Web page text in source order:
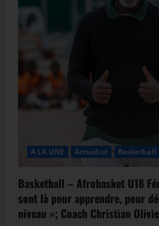
A LA UNE Actualité Basketball
Basketball – Afrobasket U18
sont là pour apprendre, pour
niveau »; Coach Christian